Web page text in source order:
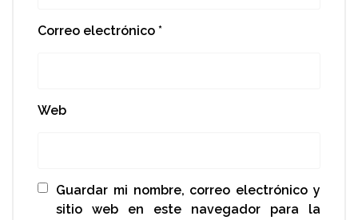
Correo electrónico *
Web
Guardar mi nombre, correo electrónico y
sitio web en este navegador para la